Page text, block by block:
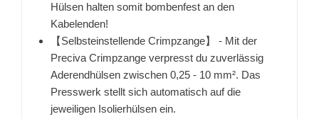
Hülsen halten somit bombenfest an den
Kabelenden!
【Selbsteinstellende Crimpzange】 - Mit der
Preciva Crimpzange verpresst du zuverlässig
Aderendhülsen zwischen 0,25 - 10 mm². Das
Presswerk stellt sich automatisch auf die
jeweiligen Isolierhülsen ein.